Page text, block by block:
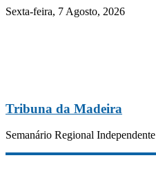
Sexta-feira, 7 Agosto, 2026
Tribuna da Madeira
Semanário Regional Independente